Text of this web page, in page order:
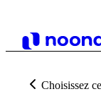
Choisissez